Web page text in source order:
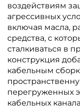
воздействиям
агрессивных
включая масла,
средства, с
сталкиваться в
конструкция
кабельным
перегруженных
кабельных